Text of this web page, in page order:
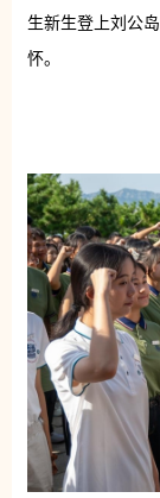
生新生登上刘公
怀。